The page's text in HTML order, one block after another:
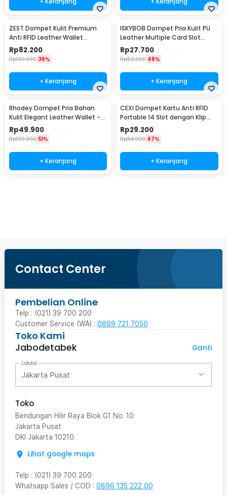
ZEST Dompet Kulit Premium
Anti RFID Leather Wallet
Passport Holder - YPZ-509
Rp82.200
Rp130.900 38%
+ Keranjang
ISKYBOB Dompet Pria Kulit PU
Leather Multiple Card Slot
9.5x12cm - ISKY-12
Rp27.700
Rp52.900 48%
+ Keranjang
Rhodey Dompet Pria Bahan
Kulit Elegant Leather Wallet -
D9159
Rp49.900
Rp100.900 51%
+ Keranjang
CEXI Dompet Kartu Anti RFID
Portable 14 Slot dengan Klip
Uang - 015
Rp29.200
Rp54.900 47%
+ Keranjang
Contact Center
Pembelian Online
Telp : (021) 39 700 200
Customer Service (WA) : 0899 721 7050
Toko Kami
Jabodetabek
Ganti
Lokasi
Jakarta Pusat
Toko
Bendungan Hilir Raya Blok G1 No. 10
Jakarta Pusat
DKI Jakarta 10210
Lihat google maps
Telp : (021) 39 700 200
Whatsapp Sales / COD : 0896 135 222 00